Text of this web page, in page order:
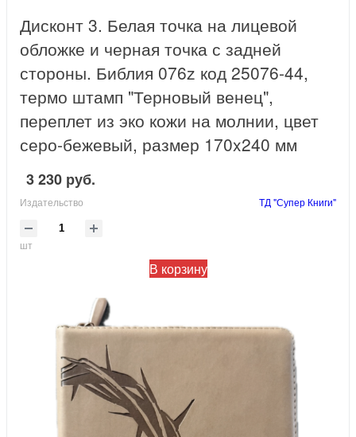
Дисконт 3. Белая точка на лицевой
обложке и черная точка с задней
стороны. Библия 076z код 25076-44,
термо штамп "Терновый венец",
переплет из эко кожи на молнии, цвет
серо-бежевый, размер 170x240 мм
3 230 руб.
Издательство ТД "Супер Книги"
шт
В корзину